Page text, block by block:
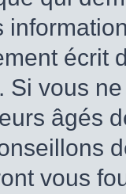
écrit
vous
âgés
vous